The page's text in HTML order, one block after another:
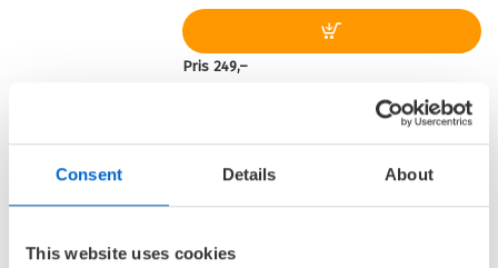
Consent Details About
This website uses cookies
Pris 249,–
Musse & Helium - I
duejegernes grep
BRINCK